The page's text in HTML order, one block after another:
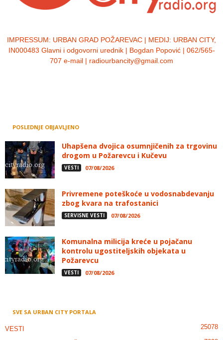
IMPRESSUM: URBAN GRAD POŽAREVAC | MEDIJ: URBAN CITY,
IN000483 Glavni i odgovorni urednik | Bogdan Popović | 062/565-
707 e-mail | radiourbancity@gmail.com
POSLEDNJE OBJAVLJENO
Uhapšena dvojica osumnjičenih za trgovinu
drogom u Požarevcu i Kučevu
VESTI 07/08/2026
Privremene poteškoće u vodosnabdevanju
zbog kvara na trafostanici
SERVISNE VESTI 07/08/2026
Komunalna milicija kreće u pojačanu
kontrolu ugostiteljskih objekata u
Požarevcu
VESTI 07/08/2026
SVE SA URBAN CITY PORTALA
VESTI
25078